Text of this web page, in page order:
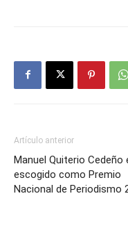
Artículo anterior
Manuel Quiterio Cedeño
escogido como Premio
Nacional de Periodismo